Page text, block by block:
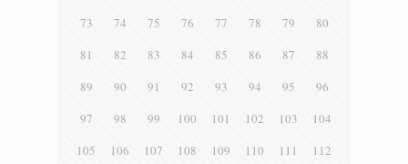
73
74 75 76 77 78 79
80
81
82 83 84 85 86 87
88
89
90 91 92 93 94 95
96
97
98 99 100 101 102 103
104
105
106 107 108 109 110 111
112